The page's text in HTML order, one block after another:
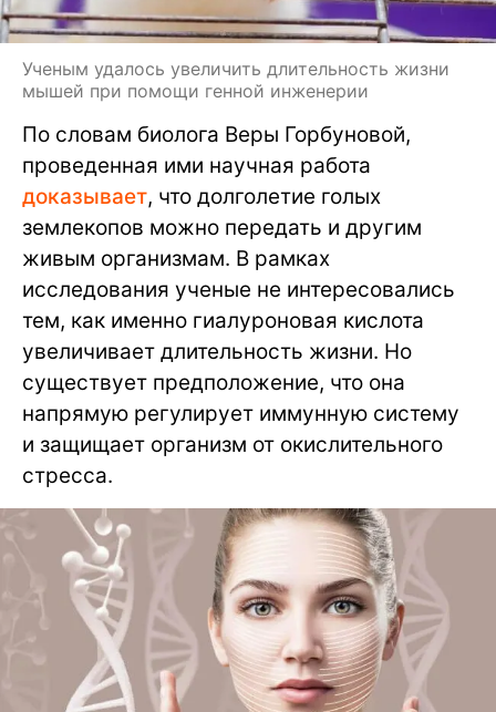
Ученым удалось увеличить длительность жизни
мышей при помощи генной инженерии
По словам биолога Веры Горбуновой,
проведенная ими научная работа
доказывает, что долголетие голых
землекопов можно передать и другим
живым организмам. В рамках
исследования ученые не интересовались
тем, как именно гиалуроновая кислота
увеличивает длительность жизни. Но
существует предположение, что она
напрямую регулирует иммунную систему
и защищает организм от окислительного
стресса.